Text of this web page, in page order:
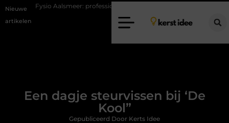
Nieuwe
artikelen
Aalsmeer: professionele hulp bij pijn en bewegingsklachten
Een dagje steurvissen bij ‘De
Kool”
Gepubliceerd Door Kerts Idee